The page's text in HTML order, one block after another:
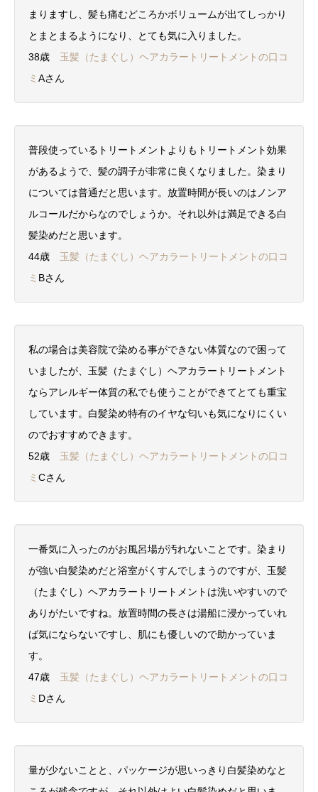
まりますし、髪も痛むどころかボリュームが出てしっかり
とまとまるようになり、とても気に入りました。
38歳 玉髪（たまぐし）ヘアカラートリートメントの口コ
ミ Aさん
普段使っているトリートメントよりもトリートメント効果
があるようで、髪の調子が非常に良くなりました。染まり
については普通だと思います。放置時間が長いのはノンア
ルコールだからなのでしょうか。それ以外は満足できる白
髪染めだと思います。
44歳 玉髪（たまぐし）ヘアカラートリートメントの口コ
ミ Bさん
私の場合は美容院で染める事ができない体質なので困って
いましたが、玉髪（たまぐし）ヘアカラートリートメント
ならアレルギー体質の私でも使うことができてとても重宝
しています。白髪染め特有のイヤな匂いも気になりにくい
のでおすすめできます。
52歳 玉髪（たまぐし）ヘアカラートリートメントの口コ
ミ Cさん
一番気に入ったのがお風呂場が汚れないことです。染まり
が強い白髪染めだと浴室がくすんでしまうのですが、玉髪
（たまぐし）ヘアカラートリートメントは洗いやすいので
ありがたいですね。放置時間の長さは湯船に浸かっていれ
ば気にならないですし、肌にも優しいので助かっていま
す。
47歳 玉髪（たまぐし）ヘアカラートリートメントの口コ
ミ Dさん
量が少ないことと、パッケージが思いっきり白髪染めなと